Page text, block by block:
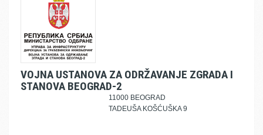
VOJNA USTANOVA ZA ODRŽAVANJE ZGRADA I
STANOVA BEOGRAD-2
11000 BEOGRAD
TADEUŠA KOŠĆUŠKA 9